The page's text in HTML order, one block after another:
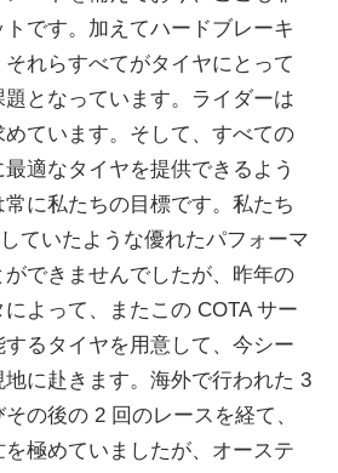
です。加えてハードブレーキ
れらすべてがタイヤにとって
となっています。ライダーは
ています。そして、すべての
適なタイヤを提供できるよう
に私たちの目標です。私たち
ていたような優れたパフォーマ
できませんでしたが、昨年の
よって、またこの COTA サー
るタイヤを用意して、今シー
に赴きます。海外で行われた 3
の後の 2 回のレースを経て、
極めていましたが、オーステ